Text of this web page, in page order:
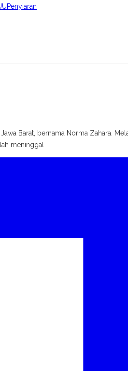
Barat, bernama Norma Zahara.
meninggal